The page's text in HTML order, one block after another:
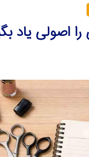
اصولی یاد